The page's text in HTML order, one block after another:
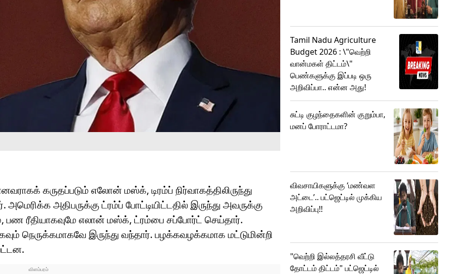
கருதப்படும் எலோன் மஸ்க், டிரம்ப் நிர்வாகத்திலிருந்து
அதிபருக்கு ட்ரம்ப் போட்டியிட்டதில் இருந்து அவருக்கு
பண ரீதியாகவுமே எலான் மஸ்க், ட்ரம்பை சப்போர்ட் செய்தார்.
நெருக்கமாகவே இருந்து வந்தார். பழக்கவழக்கமாக மட்டுமின்றி
Tamil Nadu Agriculture
Budget 2026 : \"வெற்றி
வான்மகள் திட்டம்\"
பெண்களுக்கு இப்படி ஒரு
அறிவிப்பா.. என்ன அது!
சுட்டி குழந்தைகளின் குறும்பா,
மனப் போராட்டமா?
விவசாயிகளுக்கு ‘மண்வள
அட்டை’.. பட்ஜெட்டில் முக்கிய
அறிவிப்பு!!
"வெற்றி இல்லத்தரசி வீட்டு
தோட்டம் திட்டம்" பட்ஜெட்டில்